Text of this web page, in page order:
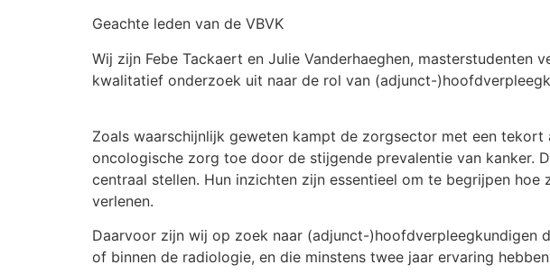
Geachte leden van de VBVK
Wij zijn Febe Tackaert en Julie Vanderhaeghen, masterstudenten
kwalitatief onderzoek uit naar de rol van (adjunct-
Zoals waarschijnlijk geweten kampt de zorgsector met een
oncologische zorg toe door de stijgende prevalentie van kanker.
centraal stellen. Hun inzichten zijn essentieel om te begrijpen
verlenen.
Daarvoor zijn wij op zoek naar (adjunct-)hoofdverpleegkundigen
of binnen de radiologie, en die minstens twee jaar ervaring